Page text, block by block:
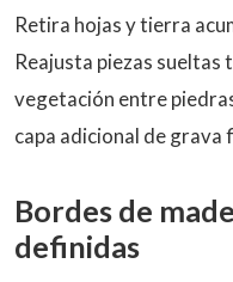
Retira hojas y tierra
Reajusta piezas sueltas
vegetación entre
capa adicional de grava
Bordes de
definidas